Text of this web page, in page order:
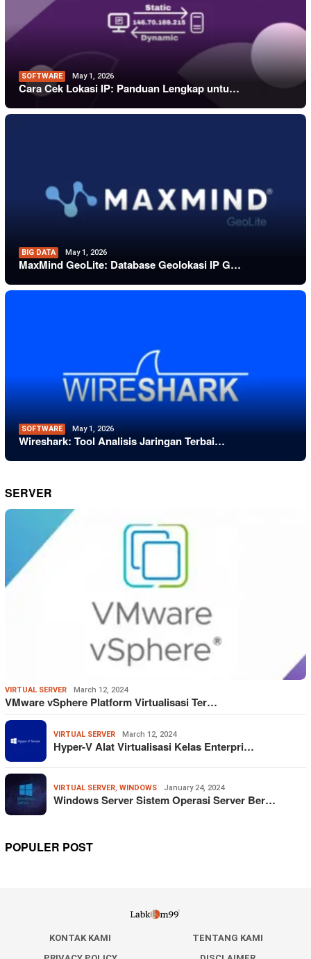
SOFTWARE May 1, 2026
Cara Cek Lokasi IP: Panduan Lengkap untu…
BIG DATA May 1, 2026
MaxMind GeoLite: Database Geolokasi IP G…
SOFTWARE May 1, 2026
Wireshark: Tool Analisis Jaringan Terbai…
SERVER
VIRTUAL SERVER March 12, 2024
VMware vSphere Platform Virtualisasi Ter…
VIRTUAL SERVER March 12, 2024
Hyper-V Alat Virtualisasi Kelas Enterpri…
VIRTUAL SERVER WINDOWS January 24, 2024
Windows Server Sistem Operasi Server Ber…
POPULER POST
KONTAK KAMI
TENTANG KAMI